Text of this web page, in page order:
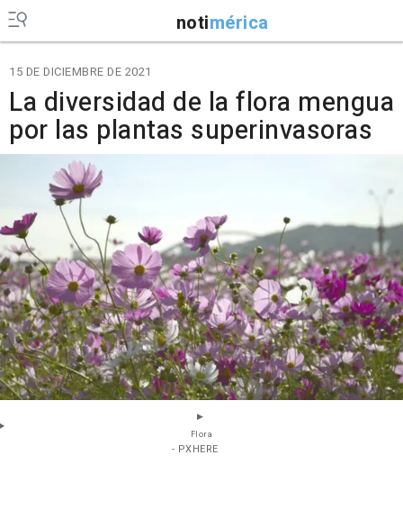
notimérica
15 DE DICIEMBRE DE 2021
La diversidad de la flora mengua
por las plantas superinvasoras
Flora
- PXHERE